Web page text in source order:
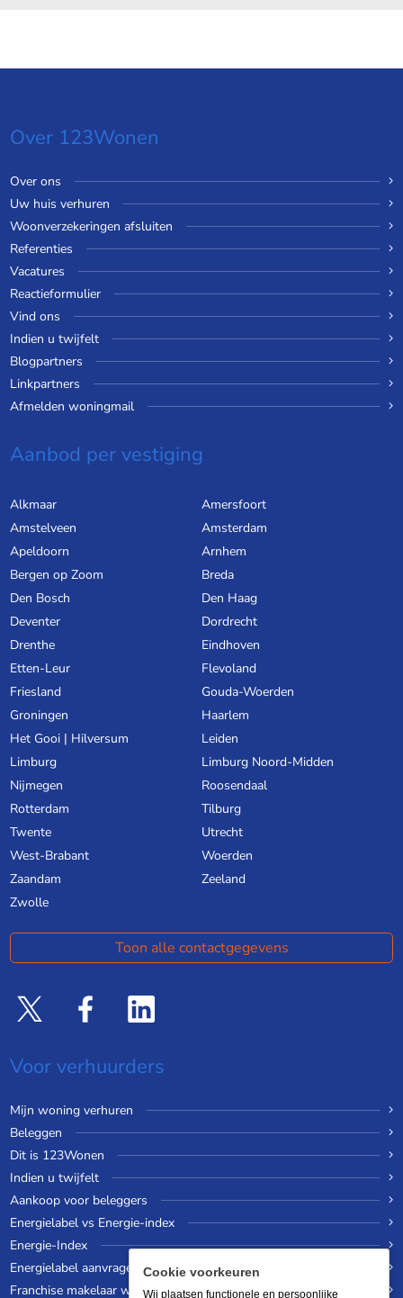
Over 123Wonen
Over ons
Uw huis verhuren
Woonverzekeringen afsluiten
Referenties
Vacatures
Reactieformulier
Vind ons
Indien u twijfelt
Blogpartners
Linkpartners
Afmelden woningmail
Aanbod per vestiging
Alkmaar
Amersfoort
Amstelveen
Amsterdam
Apeldoorn
Arnhem
Bergen op Zoom
Breda
Den Bosch
Den Haag
Deventer
Dordrecht
Drenthe
Eindhoven
Etten-Leur
Flevoland
Friesland
Gouda-Woerden
Groningen
Haarlem
Het Gooi | Hilversum
Leiden
Limburg
Limburg Noord-Midden
Nijmegen
Roosendaal
Rotterdam
Tilburg
Twente
Utrecht
West-Brabant
Woerden
Zaandam
Zeeland
Zwolle
Toon alle contactgegevens
Voor verhuurders
Mijn woning verhuren
Beleggen
Dit is 123Wonen
Indien u twijfelt
Aankoop voor beleggers
Energielabel vs Energie-index
Energie-Index
Energielabel aanvragen
Franchise makelaar worden
Cookie voorkeuren
Wij plaatsen functionele en persoonlijke